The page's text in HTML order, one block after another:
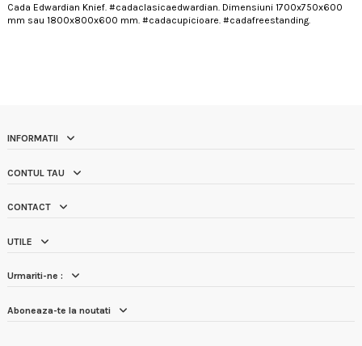
Cada Edwardian Knief. #cadaclasicaedwardian. Dimensiuni 1700x750x600
mm sau 1800x800x600 mm. #cadacupicioare. #cadafreestanding.
INFORMATII
CONTUL TAU
CONTACT
UTILE
Urmariti-ne :
Aboneaza-te la noutati